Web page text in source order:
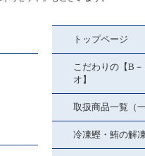
トップページ
こだわりの【B
オ】
取扱商品一覧（一
冷凍鰹・鮪の解